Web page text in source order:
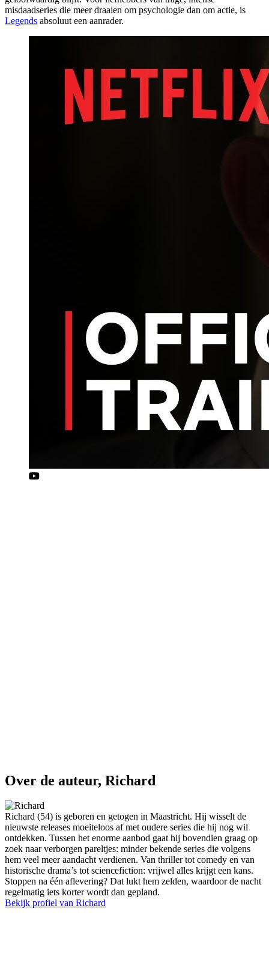
misdaadseries die meer draaien om psychologie dan om actie, is
Legends absoluut een aanrader.
Over de auteur, Richard
Richard (54) is geboren en getogen in Maastricht. Hij wisselt de
nieuwste releases moeiteloos af met oudere series die hij nog wil
ontdekken. Tussen het enorme aanbod gaat hij bovendien graag op
zoek naar verborgen pareltjes: minder bekende series die volgens
hem veel meer aandacht verdienen. Van thriller tot comedy en van
historische drama’s tot sciencefiction: vrijwel alles krijgt een kans.
Stoppen na één aflevering? Dat lukt hem zelden, waardoor de nacht
regelmatig iets korter wordt dan gepland.
Bekijk profiel van Richard